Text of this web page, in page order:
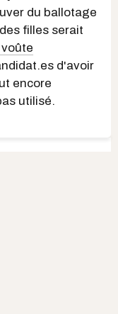
du ballotage
filles serait
voûte
d'avoir
encore
utilisé.